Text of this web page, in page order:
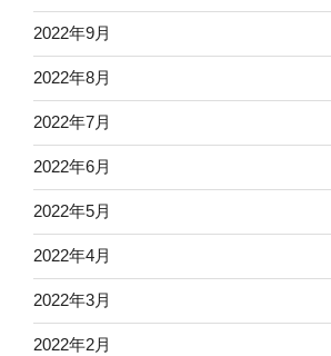
2022年9月
2022年8月
2022年7月
2022年6月
2022年5月
2022年4月
2022年3月
2022年2月